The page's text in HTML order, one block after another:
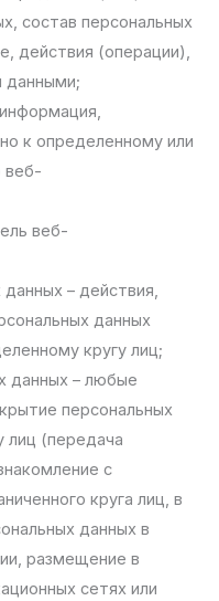
состав персональных
действия (операции),
данными;
к определенному или
веб-
веб-
– действия,
данных
кругу лиц;
данных – любые
персональных
лиц (передача
с
круга лиц, в
данных в
размещение в
сетях или